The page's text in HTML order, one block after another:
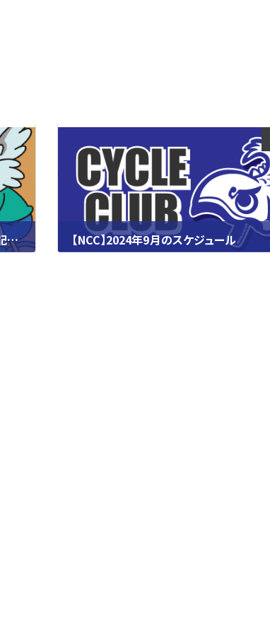
どえりゃー金シャチナイター 創刊70周年記念中日スポーツ杯・競輪公式投票CTC杯(9/3-5) 【NCC】2024年9月のスケジュール